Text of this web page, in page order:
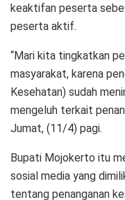
keaktifan peserta
peserta aktif.
“Mari kita tingkatkan
masyarakat, karena
Kesehatan) sudah
mengeluh terkait
Jumat, (11/4) pagi.
Bupati Mojokerto itu
sosial media yang
tentang penanganan